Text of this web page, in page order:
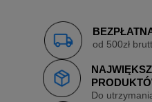
od 500zł
Do